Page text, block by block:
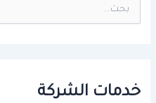
ن
خدمات الشركة